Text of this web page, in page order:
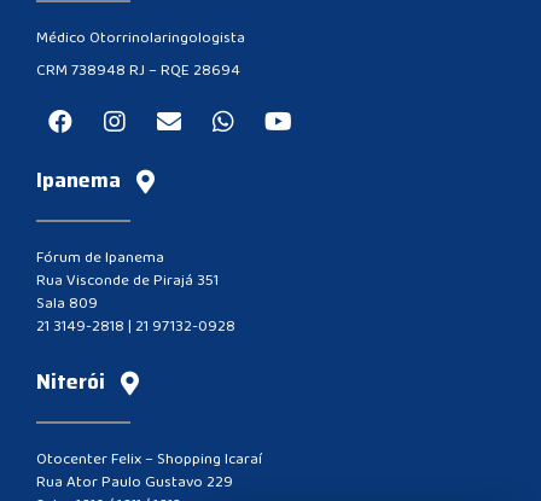
Médico Otorrinolaringologista
CRM 738948 RJ – RQE 28694
Ipanema
Fórum de Ipanema
Rua Visconde de Pirajá 351
Sala 809
21 3149-2818|21 97132-0928
Niterói
Otocenter Felix – Shopping Icaraí
Rua Ator Paulo Gustavo 229